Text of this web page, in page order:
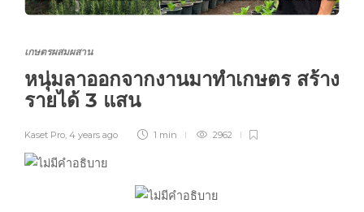
เกษตรผสมผสาน
หนุ่มลาออกจากงานมาทำเกษตร สร้าง
รายได้ 3 แสน
Kaset Pro 4 years ago 1 min 2962